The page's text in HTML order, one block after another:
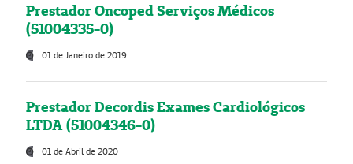
Prestador Oncoped Serviços Médicos
(51004335-0)
01 de Janeiro de 2019
Prestador Decordis Exames Cardiológicos
LTDA (51004346-0)
01 de Abril de 2020